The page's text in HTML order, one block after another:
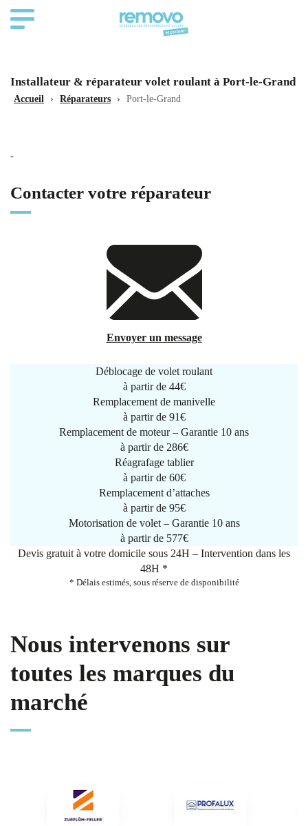
Installateur & réparateur volet roulant à Port-le-Grand
Accueil › Réparateurs › Port-le-Grand
-
Contacter votre réparateur
Envoyer un message
Déblocage de volet roulant
à partir de 44€
Remplacement de manivelle
à partir de 91€
Remplacement de moteur – Garantie 10 ans
à partir de 286€
Réagrafage tablier
à partir de 60€
Remplacement d’attaches
à partir de 95€
Motorisation de volet – Garantie 10 ans
à partir de 577€
Devis gratuit à votre domicile sous 24H – Intervention dans les
48H *
* Délais estimés, sous réserve de disponibilité
Nous intervenons sur
toutes les marques du
marché